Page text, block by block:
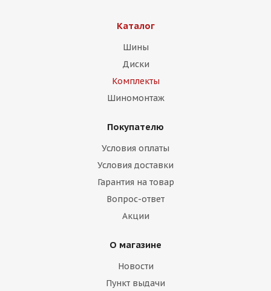
Каталог
Шины
Диски
Комплекты
Шиномонтаж
Покупателю
Условия оплаты
Условия доставки
Гарантия на товар
Вопрос-ответ
Акции
О магазине
Новости
Пункт выдачи